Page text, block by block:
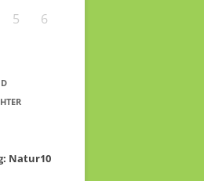
5 6
S
N
: Natur10